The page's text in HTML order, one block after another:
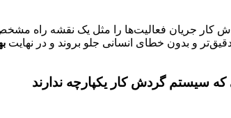
کار جریان فعالیت‌ها را مثل یک نقشه
و بدون خطای انسانی جلو بروند و در نهایت
سیستم گردش کار یکپارچه ندارند